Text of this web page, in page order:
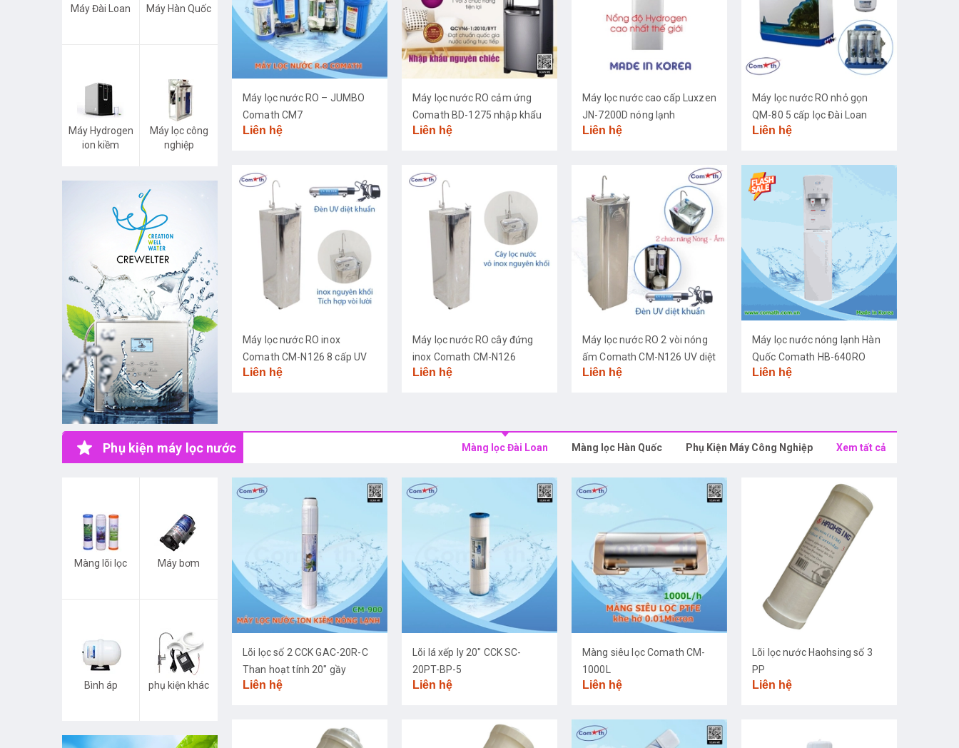
Máy Đài Loan Máy Hàn Quốc
Máy Hydrogen
ion kiềm
Máy lọc công
nghiệp
Máy lọc nước RO – JUMBO
Comath CM7
Liên hệ
Máy lọc nước RO cảm ứng
Comath BD-1275 nhập khẩu
cao cấp
Liên hệ
Máy lọc nước cao cấp Luxzen
JN-7200D nóng lạnh
Liên hệ
Máy lọc nước RO nhỏ gọn
QM-80 5 cấp lọc Đài Loan
Liên hệ
Máy lọc nước RO inox
Comath CM-N126 8 cấp UV
diệt khuẩn
Liên hệ
Máy lọc nước RO cây đứng
inox Comath CM-N126
Liên hệ
Máy lọc nước RO 2 vòi nóng
ấm Comath CM-N126 UV diệt
khuẩn
Liên hệ
Máy lọc nước nóng lạnh Hàn
Quốc Comath HB-640RO
Liên hệ
Phụ kiện máy lọc nước Màng lọc Đài Loan Màng lọc Hàn Quốc Phụ Kiện Máy Công Nghiệp Xem tất cả
Màng lõi lọc Máy bơm
Bình áp phụ kiện khác
Lõi lọc số 2 CCK GAC-20R-C
Than hoạt tính 20" gầy
Liên hệ
Lõi lá xếp ly 20" CCK SC-
20PT-BP-5
Liên hệ
Màng siêu lọc Comath CM-
1000L
Liên hệ
Lõi lọc nước Haohsing số 3
PP
Liên hệ